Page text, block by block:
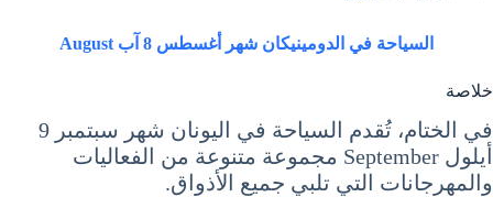
السياحة في الدومينيكان شهر أغسطس 8 آب August
خلاصة
في الختام، تُقدم السياحة في اليونان شهر سبتمبر 9
أيلول September مجموعة متنوعة من الفعاليات
والمهرجانات التي تلبي جميع الأذواق.